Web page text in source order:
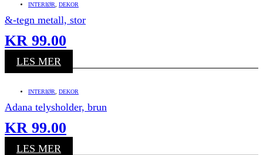
INTERIØR DEKOR
&-tegn metall, stor
KR 99.00
LES MER
INTERIØR DEKOR
Adana telysholder, brun
KR 99.00
LES MER